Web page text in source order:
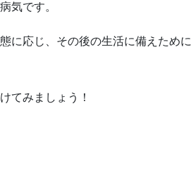
気です。
に応じ、その後の生活に備えため
てみましょう！